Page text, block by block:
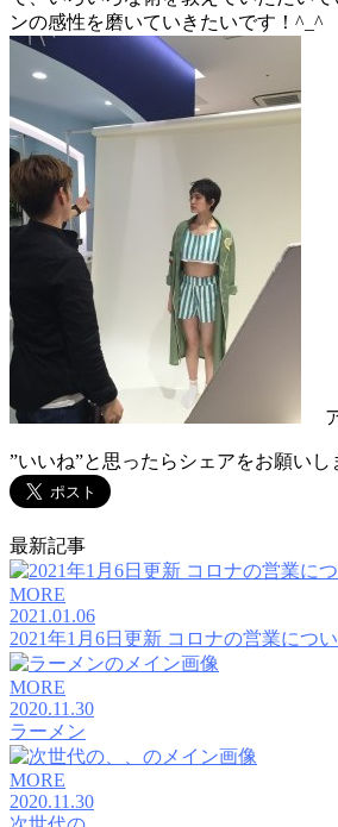
ンの感性を磨いていきたいです！^_^
ア
”いいね”と思ったらシェアをお願いし
最新記事
MORE
2021.01.06
2021年1月6日更新 コロナの営業につ
MORE
2020.11.30
ラーメン
MORE
2020.11.30